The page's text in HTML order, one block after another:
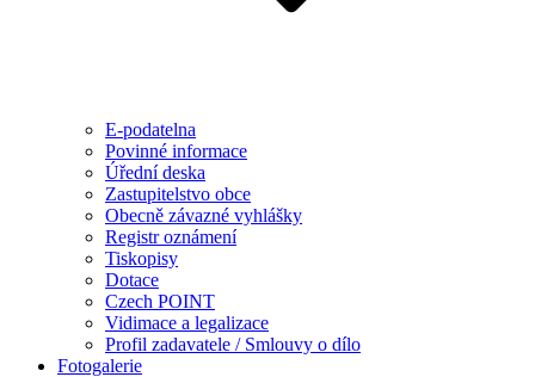
E-podatelna
Povinné informace
Úřední deska
Zastupitelstvo obce
Obecně závazné vyhlášky
Registr oznámení
Tiskopisy
Dotace
Czech POINT
Vidimace a legalizace
Profil zadavatele / Smlouvy o dílo
Fotogalerie